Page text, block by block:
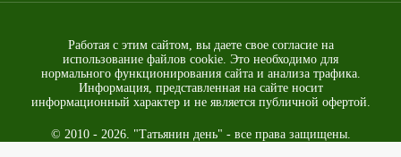
© 2010 - 2026. "Татьянин день" - все права защищены.
Работая с этим сайтом, вы даете свое согласие на
использование файлов cookie. Это необходимо для
нормального функционирования сайта и анализа трафика.
Информация, представленная на сайте носит
информационный характер и не является публичной офертой.